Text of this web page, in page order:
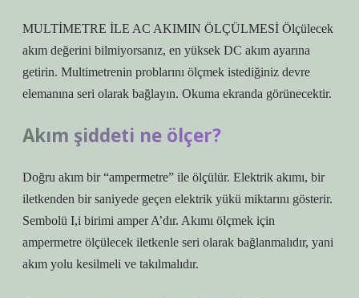
MULTİMETRE İLE AC AKIMIN ÖLÇÜLMESİ Ölçülecek
akım değerini bilmiyorsanız, en yüksek DC akım ayarına
getirin. Multimetrenin problarını ölçmek istediğiniz devre
elemanına seri olarak bağlayın. Okuma ekranda görünecektir.
Akım şiddeti ne ölçer?
Doğru akım bir “ampermetre” ile ölçülür. Elektrik akımı, bir
iletkenden bir saniyede geçen elektrik yükü miktarını gösterir.
Sembolü I,i birimi amper A’dır. Akımı ölçmek için
ampermetre ölçülecek iletkenle seri olarak bağlanmalıdır, yani
akım yolu kesilmeli ve takılmalıdır.